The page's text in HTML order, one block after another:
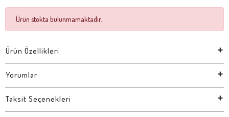
Ürün stokta bulunmamaktadır.
Ürün Özellikleri
Yorumlar
Taksit Seçenekleri